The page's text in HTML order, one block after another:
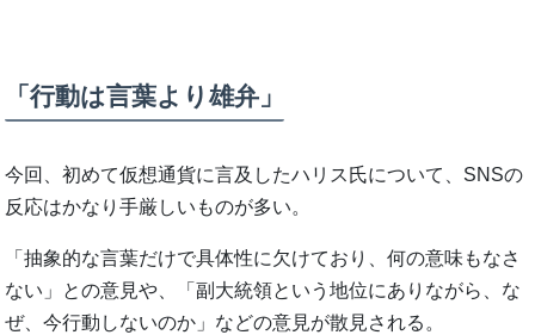
「行動は言葉より雄弁」
今回、初めて仮想通貨に言及したハリス氏について、SNSの
反応はかなり手厳しいものが多い。
「抽象的な言葉だけで具体性に欠けており、何の意味もなさ
ない」との意見や、「副大統領という地位にありながら、な
ぜ、今行動しないのか」などの意見が散見される。